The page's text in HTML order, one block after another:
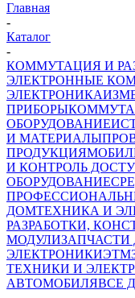
Главная
-
Каталог
-
КОММУТАЦИЯ И
ЭЛЕКТРОННЫЕ
ЭЛЕКТРОНИКА
ПРИБОРЫ
ОБОРУДОВАНИЕ
И МАТЕРИАЛЫ
ПРОДУКЦИЯ
И КОНТРОЛЬ
ОБОРУДОВАНИЕ
ДОМТЕХНИКА И
РАЗРАБОТКИ,
МОДУЛИЗАПЧАСТИ
ЭЛЕКТРОНИКИЭТМ
ТЕХНИКИ И
АВТОМОБИЛЯВСЕ